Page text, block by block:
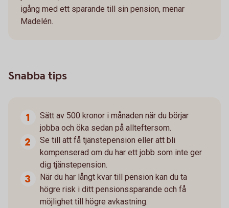
igång med ett sparande till sin pension, menar
Madelén.
Snabba tips
Sätt av 500 kronor i månaden när du börjar
jobba och öka sedan på allteftersom.
Se till att få tjänstepension eller att bli
kompenserad om du har ett jobb som inte ger
dig tjänstepension.
När du har långt kvar till pension kan du ta
högre risk i ditt pensionssparande och få
möjlighet till högre avkastning.